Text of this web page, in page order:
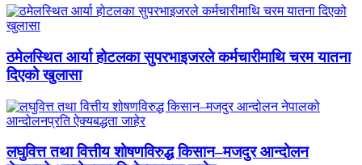
ठमेलस्थित आर्या होटलका सुपरभाइजरले कर्मचारीमाथि चरम यातना
दिएको खुलासा
लघुवित्त तथा वित्तीय शोषणविरुद्ध किसान–मजदुर आन्दोलन